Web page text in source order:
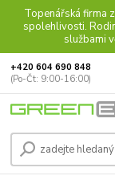
Topenářská firma
spolehlivosti.
službami
+420 604 690 848
(Po-Čt: 9:00-16:00)